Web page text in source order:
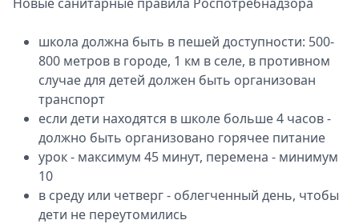
школа должна быть в пешей доступности: 500-
800 метров в городе, 1 км в селе, в противном
случае для детей должен быть организован
транспорт
если дети находятся в школе больше 4 часов -
должно быть организовано горячее питание
урок - максимум 45 минут, перемена - минимум
10
в среду или четверг - облегченный день, чтобы
дети не переутомились